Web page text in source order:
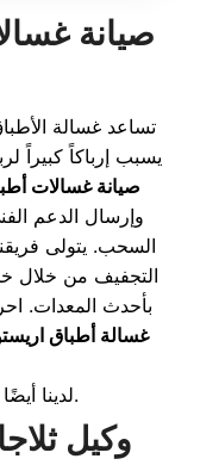
صيانة
تساعد غسالة
يسبب إرباكاً كبيراً
صيانة غسالات
وإرسال الدعم
السحب. يتولى
التجفيف من خلال
بأحدث المعدات.
غسالة أطباق
لدينا.
وكيل